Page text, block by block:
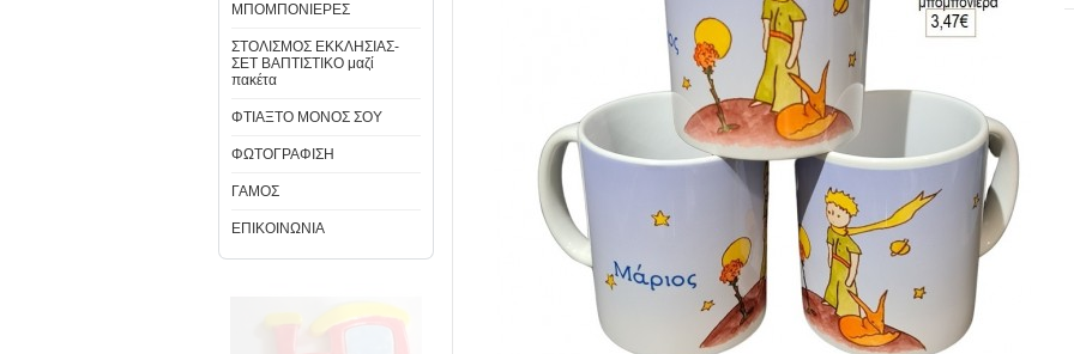
ΜΠΟΜΠΟΝΙΕΡΕΣ
ΣΤΟΛΙΣΜΟΣ ΕΚΚΛΗΣΙΑΣ-
ΣΕΤ ΒΑΠΤΙΣΤΙΚΟ μαζί
πακέτα
ΦΤΙΑΞΤΟ ΜΟΝΟΣ ΣΟΥ
ΦΩΤΟΓΡΑΦΙΣΗ
ΓΑΜΟΣ
ΕΠΙΚΟΙΝΩΝΙΑ